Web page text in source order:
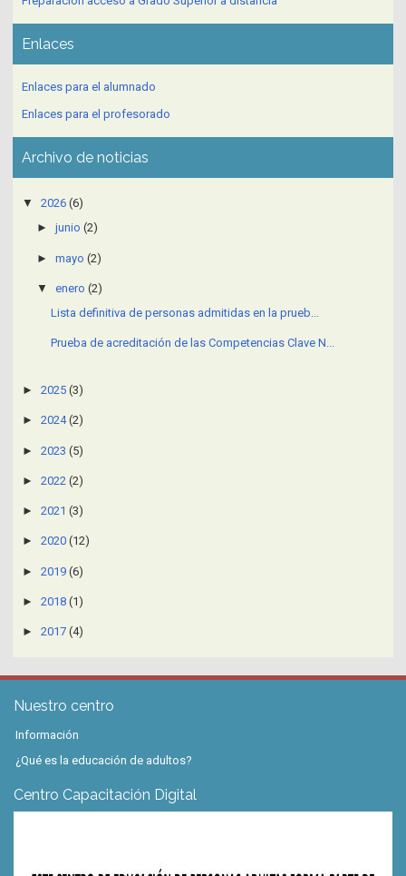
Enlaces
Enlaces para el alumnado
Enlaces para el profesorado
Archivo de noticias
▼ 2026 (6)
► junio (2)
► mayo (2)
▼ enero (2)
Lista definitiva de personas admitidas en la prueb...
Prueba de acreditación de las Competencias Clave N...
► 2025 (3)
► 2024 (2)
► 2023 (5)
► 2022 (2)
► 2021 (3)
► 2020 (12)
► 2019 (6)
► 2018 (1)
► 2017 (4)
Nuestro centro
Información
¿Qué es la educación de adultos?
Centro Capacitación Digital